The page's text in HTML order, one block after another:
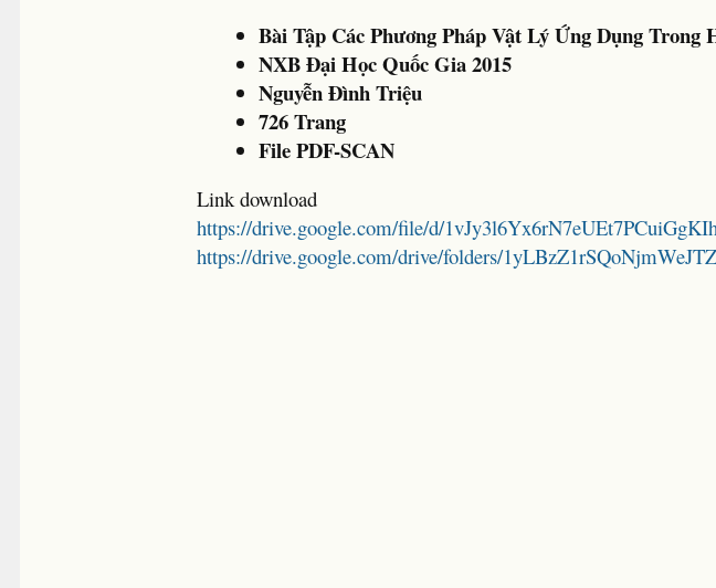
Bài Tập Các Phương Pháp Vật Lý Ứng Dụng Trong
NXB Đại Học Quốc Gia 2015
Nguyễn Đình Triệu
726 Trang
File PDF-SCAN
Link download
https://drive.google.com/file/d/
https://drive.google.com/drive/folders/